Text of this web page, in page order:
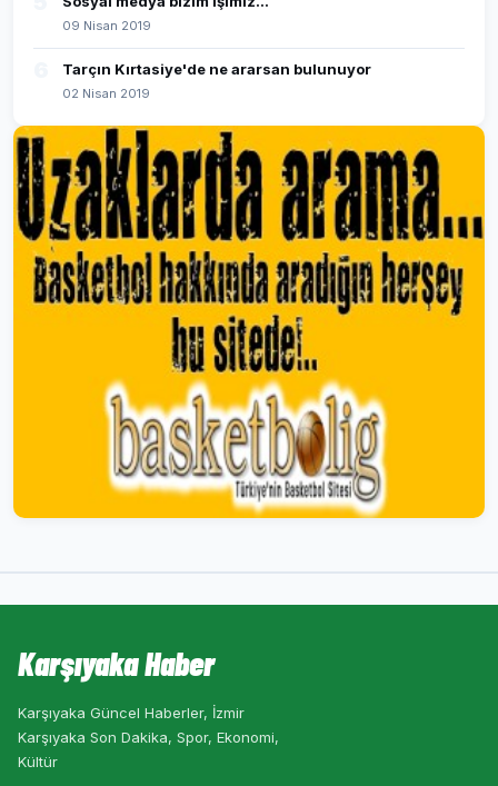
09 Nisan 2019
Tarçın Kırtasiye'de ne ararsan bulunuyor
02 Nisan 2019
Karşıyaka Haber
Karşıyaka Güncel Haberler, İzmir
Karşıyaka Son Dakika, Spor, Ekonomi,
Kültür